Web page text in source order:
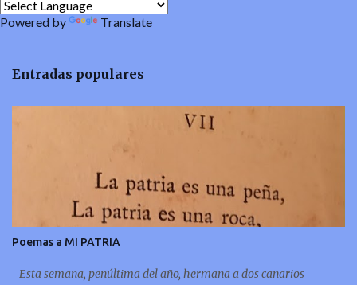
Powered by Translate
Entradas populares
Poemas a MI PATRIA
Esta semana, penúltima del año, hermana a dos canarios